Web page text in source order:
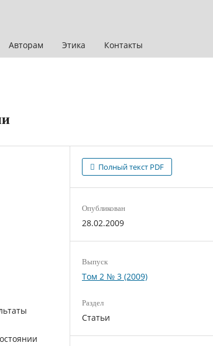
Авторам Этика Контакты
Полный текст PDF
Опубликован
28.02.2009
Выпуск
Том 2 № 3 (2009)
Раздел
Статьи